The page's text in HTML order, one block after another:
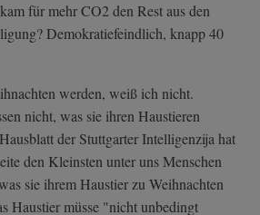
für mehr CO2 den Rest aus den
Demokratiefeindlich, knapp 40
werden, weiß ich nicht.
nicht, was sie ihren Haustieren
der Stuttgarter Intelligenzija hat
den Kleinsten unter uns Menschen
sie ihrem Haustier zu Weihnachten
Haustier müsse "nicht unbedingt